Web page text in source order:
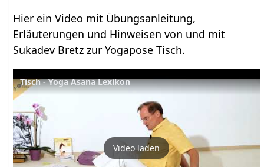
Hier ein Video mit Übungsanleitung,
Erläuterungen und Hinweisen von und mit
Sukadev Bretz zur Yogapose Tisch.
Tisch - Yoga Asana Lexikon
Video laden